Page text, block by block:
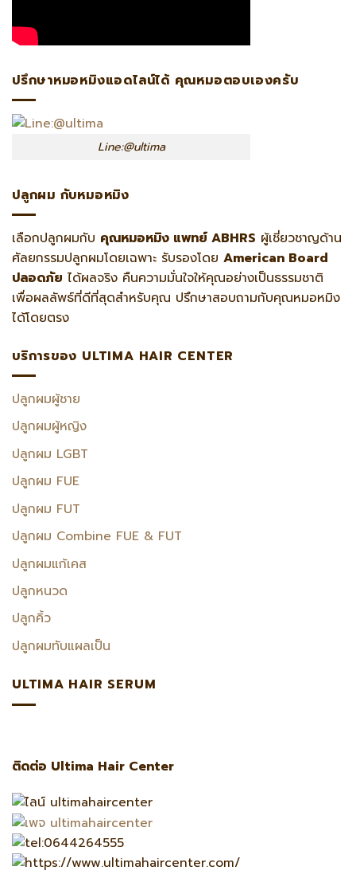
ปรึกษาหมอหมิงแอดไลน์ได้ คุณหมอตอบเองครับ
Line:@ultima
ปลูกผม กับหมอหมิง
เลือกปลูกผมกับ คุณหมอหมิง แพทย์ ABHRS ผู้เชี่ยวชาญด้าน
ศัลยกรรมปลูกผมโดยเฉพาะ รับรองโดย American Board
ปลอดภัย ได้ผลจริง คืนความมั่นใจให้คุณอย่างเป็นธรรมชาติ
เพื่อผลลัพธ์ที่ดีที่สุดสำหรับคุณ ปรึกษาสอบถามกับคุณหมอหมิง
ได้โดยตรง
บริการของ ULTIMA HAIR CENTER
ปลูกผมผู้ชาย
ปลูกผมผู้หญิง
ปลูกผม LGBT
ปลูกผม FUE
ปลูกผม FUT
ปลูกผม Combine FUE & FUT
ปลูกผมแก้เคส
ปลูกหนวด
ปลูกคิ้ว
ปลูกผมทับแผลเป็น
ULTIMA HAIR SERUM
ติดต่อ Ultima Hair Center